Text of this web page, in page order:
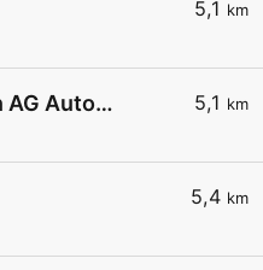
5,1 km
5,1 km
Automobil- und Motoren AG Automobil- und Motoren A Ebik
5,4 km